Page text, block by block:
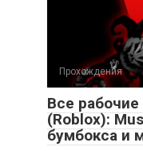
Прохождения
Все
(Roblox):
бумбокса и